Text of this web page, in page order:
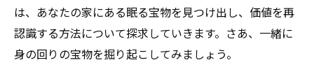
は、あなたの家にある眠る宝物を見つけ出し、価値を再
認識する方法について探求していきます。さあ、一緒に
身の回りの宝物を掘り起こしてみましょう。